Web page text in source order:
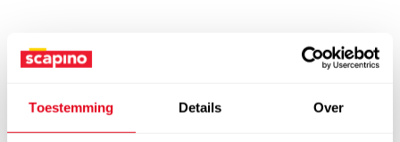
Toestemming Details Over